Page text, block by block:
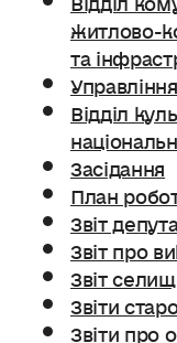
житлово-
та
Відділ
Засідання
План
Звіт
Звіт про
Звіт
Звіти
Звіти про